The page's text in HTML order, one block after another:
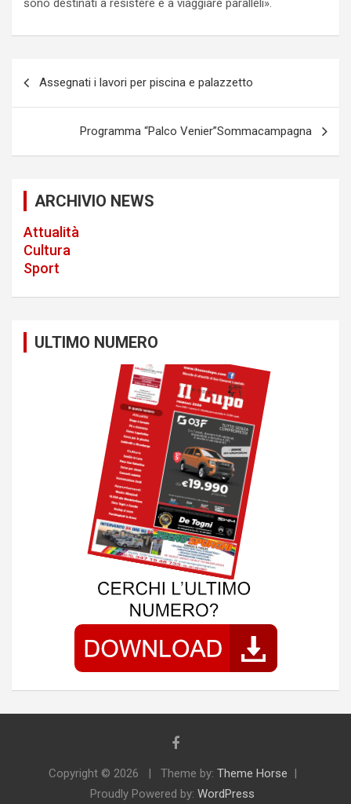
sono destinati a resistere e a viaggiare paralleli».
a
Assegnati i lavori per piscina e palazzetto
Programma “Palco Venier”Sommacampagna
ARCHIVIO NEWS
Attualità
Cultura
Sport
ULTIMO NUMERO
Copyright © 2026 Theme by: Theme Horse
Proudly Powered by: WordPress